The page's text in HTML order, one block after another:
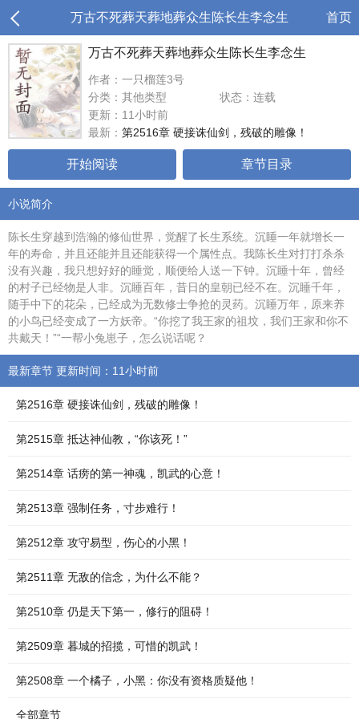
万古不死葬天葬地葬众生陈长生李念生 首页
万古不死葬天葬地葬众生陈长生李念生
作者：一只榴莲3号
分类：其他类型
状态：连载
更新：11小时前
最新： 第2516章 硬接诛仙剑，残破的雕像！
开始阅读 章节目录
小说简介
陈长生穿越到浩瀚的修仙世界，觉醒了长生系统。沉睡一年就增长一
年的寿命，并且还能并且还能获得一个属性点。我陈长生对打打杀杀
没有兴趣，我只想好好的睡觉，顺便给人送一下钟。沉睡十年，曾经
的村子已经物是人非。沉睡百年，昔日的皇朝已经不在。沉睡千年，
随手中下的花朵，已经成为无数修士争抢的灵药。沉睡万年，原来养
的小鸟已经变成了一方妖帝。“你挖了我王家的祖坟，我们王家和你不
共戴天！”“一帮小兔崽子，怎么说话呢？
最新章节 更新时间：11小时前
第2516章 硬接诛仙剑，残破的雕像！
第2515章 抵达神仙教，“你该死！”
第2514章 话痨的第一神魂，凯武的心意！
第2513章 强制任务，寸步难行！
第2512章 攻守易型，伤心的小黑！
第2511章 无敌的信念，为什么不能？
第2510章 仍是天下第一，修行的阻碍！
第2509章 暮城的招揽，可惜的凯武！
第2508章 一个橘子，小黑：你没有资格质疑他！
全部章节